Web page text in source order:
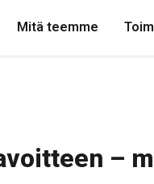
Mitä teemme
–